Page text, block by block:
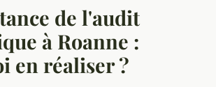
de l'audit
à Roanne :
en réaliser ?